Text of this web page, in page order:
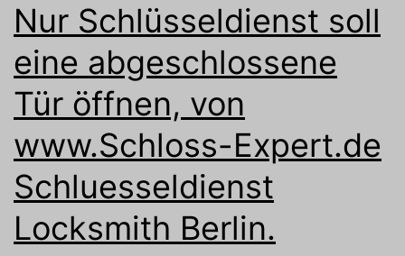
Nur Schlüsseldienst soll
eine abgeschlossene
Tür öffnen, von
www.Schloss-Expert.de
Schluesseldienst
Locksmith Berlin.